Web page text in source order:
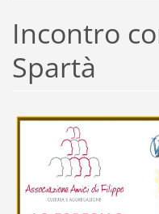
Incontro
Spartà